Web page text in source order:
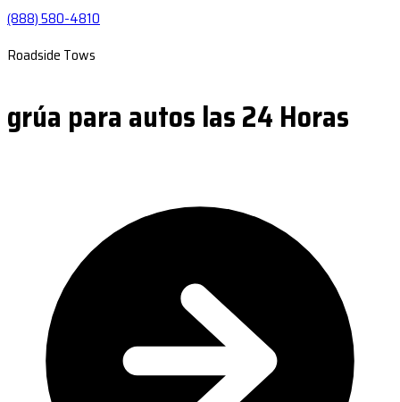
(888) 580-4810
Roadside Tows
grúa para autos las 24 Horas